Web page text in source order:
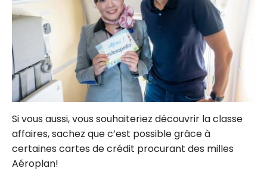
Si vous aussi, vous souhaiteriez découvrir la classe
affaires, sachez que c’est possible grâce à
certaines cartes de crédit procurant des milles
Aéroplan!